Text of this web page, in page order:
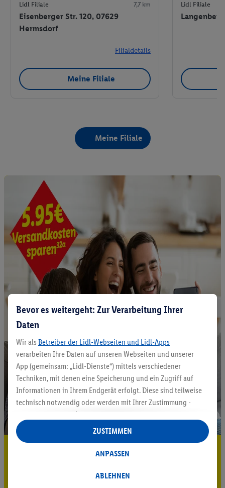
Lidl Filiale 7,7 km
Eisenberger Str. 120, 07629
Hermsdorf
Filialdetails
Meine Filiale
Lidl Filiale
Meine Filiale
5.95 € Versand sparen³²ᵃ
Bevor es weitergeht: Zur Verarbeitung Ihrer
Daten
Wir als Betreiber der Lidl-Webseiten und Lidl-Apps
verarbeiten Ihre Daten auf unseren Webseiten und unserer
App (gemeinsam: „Lidl-Dienste“) mittels verschiedener
Techniken, mit denen eine Speicherung und ein Zugriff auf
Informationen in Ihrem Endgerät erfolgt. Diese sind teilweise
technisch notwendig oder werden mit Ihrer Zustimmung -
auch durch Partner (u.a.
Verantwortliche; im Zusammenhang mit dem IAB TCF
insgesamt
Statistik-Erstellung oder für personalisierte Werbung
Datenverarbeitungen für personalisierte Werbung werden
ABLEHNEN
ANPASSEN
ZUSTIMMEN